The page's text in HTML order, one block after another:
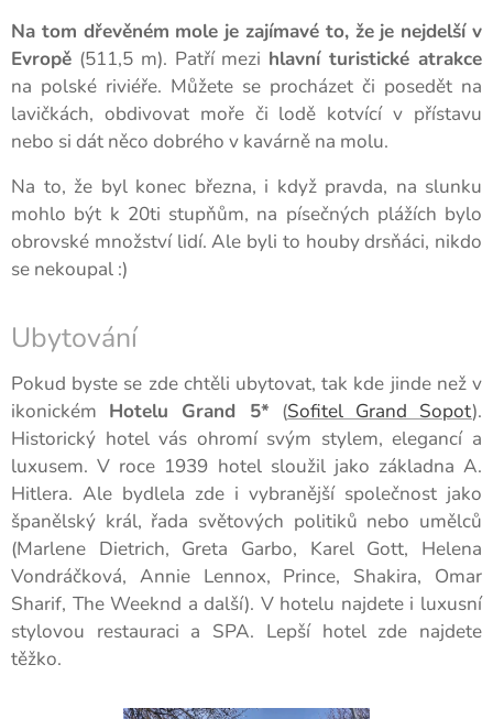
Na tom dřevěném mole je zajímavé to, že je nejdelší v
Evropě (511,5 m). Patří mezi hlavní turistické atrakce
na polské riviéře. Můžete se procházet či posedět na
lavičkách, obdivovat moře či lodě kotvící v přístavu
nebo si dát něco dobrého v kavárně na molu.
Na to, že byl konec března, i když pravda, na slunku
mohlo být k 20ti stupňům, na písečných plážích bylo
obrovské množství lidí. Ale byli to houby drsňáci, nikdo
se nekoupal :)
Ubytování
Pokud byste se zde chtěli ubytovat, tak kde jinde než v
ikonickém Hotelu Grand 5* (Sofitel Grand Sopot).
Historický hotel vás ohromí svým stylem, elegancí a
luxusem. V roce 1939 hotel sloužil jako základna A.
Hitlera. Ale bydlela zde i vybranější společnost jako
španělský král, řada světových politiků nebo umělců
(Marlene Dietrich, Greta Garbo, Karel Gott, Helena
Vondráčková, Annie Lennox, Prince, Shakira, Omar
Sharif, The Weeknd a další). V hotelu najdete i luxusní
stylovou restauraci a SPA. Lepší hotel zde najdete
těžko.